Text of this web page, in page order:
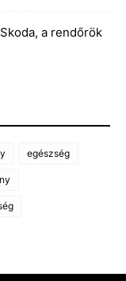
a rendőrök
egészség